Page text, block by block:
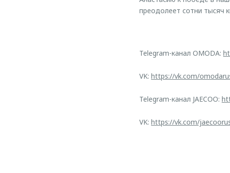
преодолеет сотни тысяч
Telegram-канал OMODA:
VK: https://vk.com/
Telegram-канал JAECOO:
VK: https://vk.com/